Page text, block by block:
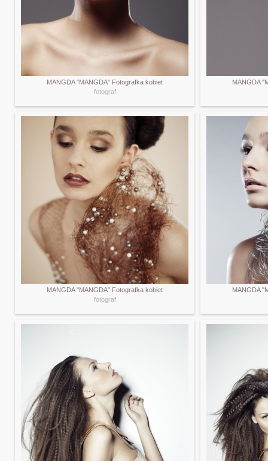
MANGDA "MANGDA" Fotografka kobiet
fotograf
MANGDA
MANGDA "MANGDA" Fotografka kobiet
fotograf
MANGDA